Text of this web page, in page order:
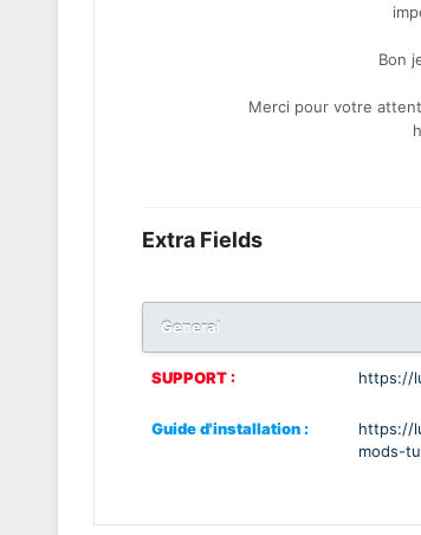
Bon
Merci pour votre
Extra Fields
General
SUPPORT : https://
Guide d'installation :
https://
mods-